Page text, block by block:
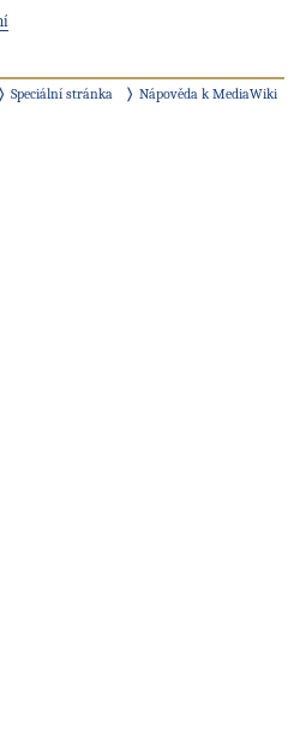
Speciální stránka Nápověda k MediaWiki